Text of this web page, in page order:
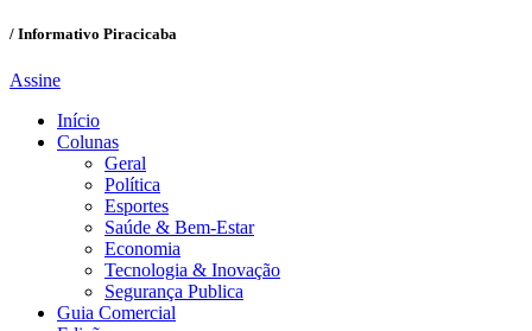
/ Informativo Piracicaba
Assine
Início
Colunas
Geral
Política
Esportes
Saúde & Bem-Estar
Economia
Tecnologia & Inovação
Segurança Publica
Guia Comercial